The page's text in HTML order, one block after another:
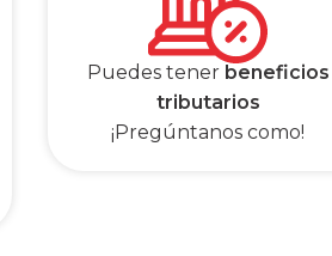
Puedes tener beneficios
tributarios
¡Pregúntanos como!